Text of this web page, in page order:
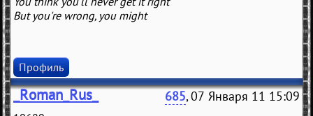
But you're wrong, you might
Профиль
_Roman_Rus_ 685, 07 Января 11 15:09